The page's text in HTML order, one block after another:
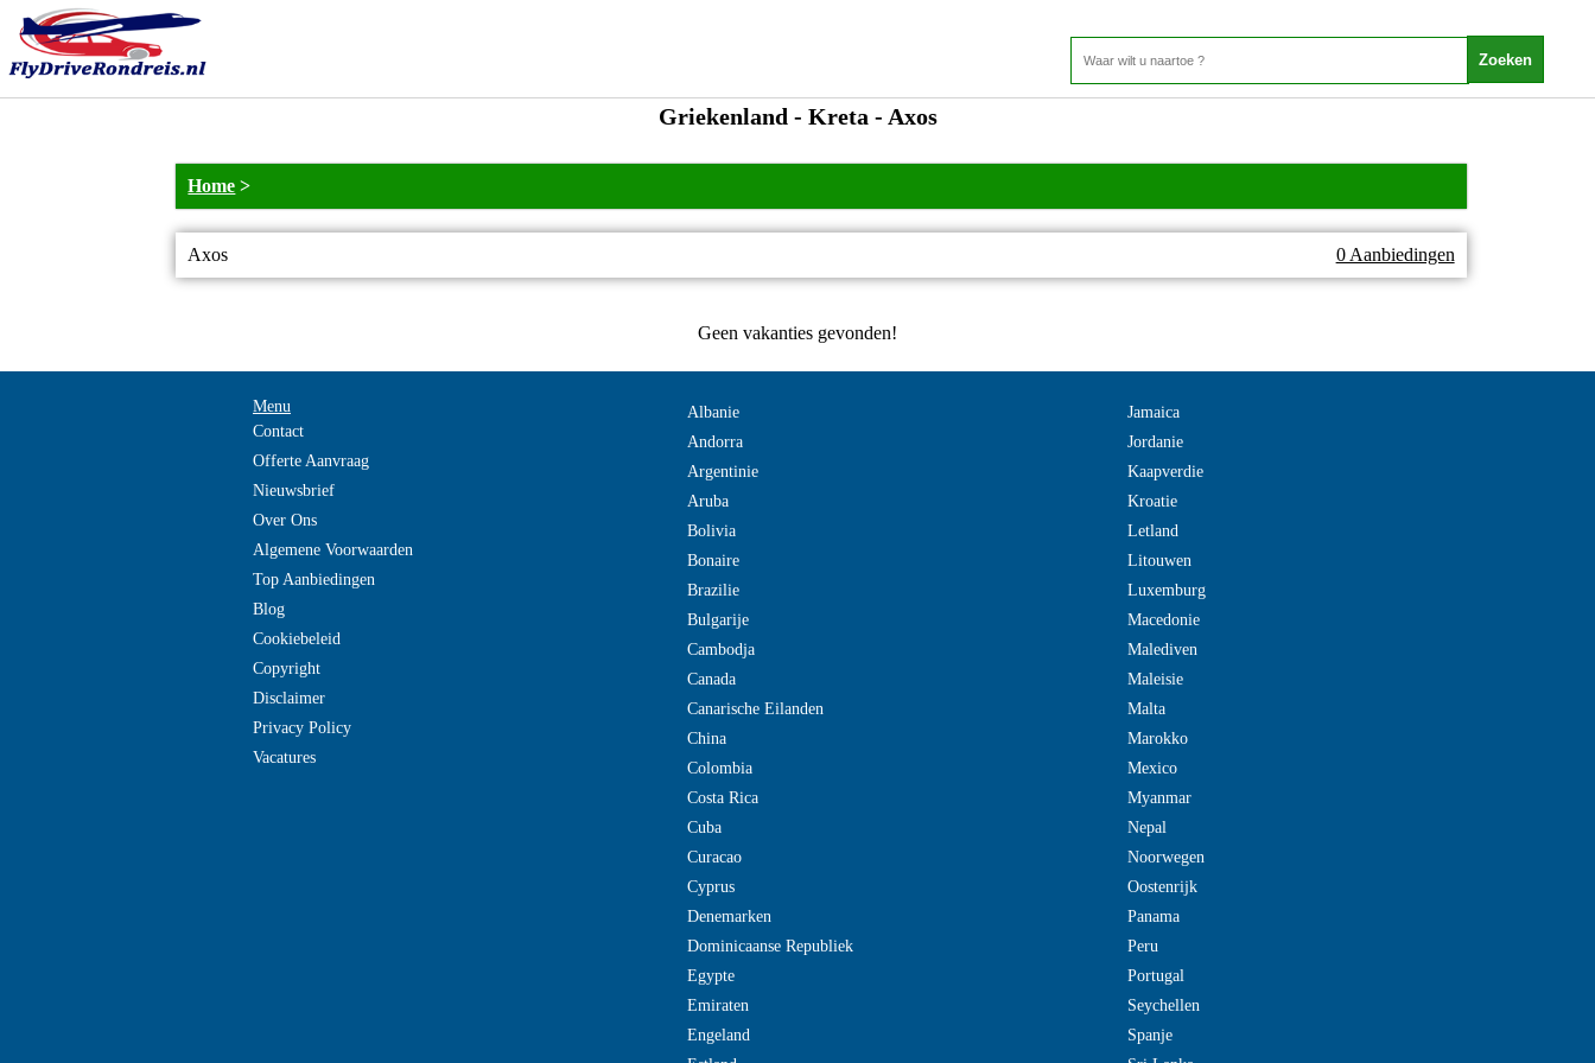
Griekenland - Kreta - Axos
Home >
Axos 0 Aanbiedingen
Geen vakanties gevonden!
Menu
Contact
Offerte Aanvraag
Nieuwsbrief
Over Ons
Algemene Voorwaarden
Top Aanbiedingen
Blog
Cookiebeleid
Copyright
Disclaimer
Privacy Policy
Vacatures
Albanie
Andorra
Argentinie
Aruba
Bolivia
Bonaire
Brazilie
Bulgarije
Cambodja
Canada
Canarische Eilanden
China
Colombia
Costa Rica
Cuba
Curacao
Cyprus
Denemarken
Dominicaanse Republiek
Egypte
Emiraten
Engeland
Jamaica
Jordanie
Kaapverdie
Kroatie
Letland
Litouwen
Luxemburg
Macedonie
Malediven
Maleisie
Malta
Marokko
Mexico
Myanmar
Nepal
Noorwegen
Oostenrijk
Panama
Peru
Portugal
Seychellen
Spanje